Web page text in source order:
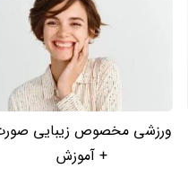
ورزشی مخصوص زیبایی
+ آموزش